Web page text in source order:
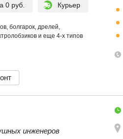
0 руб. Курьер
болгарок, дрелей,
и еще 4-х типов
инженеров